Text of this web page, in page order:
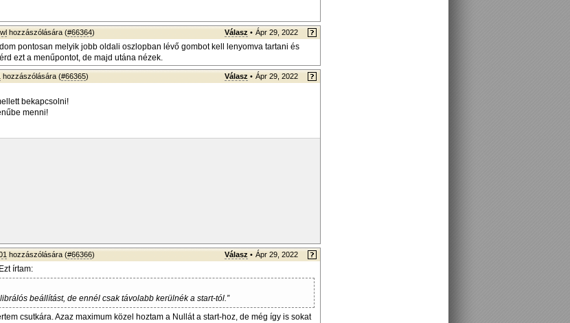
hozzászólására (#66364) Válasz • Ápr 29, 2022
pontosan melyik jobb oldali oszlopban lévő gombot kell lenyomva tartani és
ezt a menűpontot, de majd utána nézek.
hozzászólására (#66365) Válasz • Ápr 29, 2022
bekapcsolni!
menni!
hozzászólására (#66366) Válasz • Ápr 29, 2022
írtam:
beállítást, de ennél csak távolabb kerülnék a start-tól.”
csutkára. Azaz maximum közel hoztam a Nullát a start-hoz, de még így is sokat